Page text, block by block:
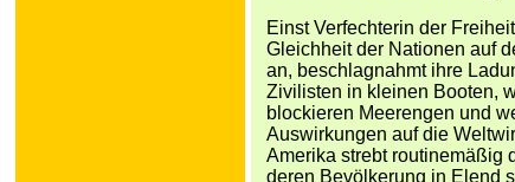
Einst Verfechterin der
Gleichheit der Nationen auf
an, beschlagnahmt ihre
Zivilisten in kleinen Booten,
blockieren Meerengen und
Auswirkungen auf die
Amerika strebt routinemäßig
deren Bevölkerung in Elend